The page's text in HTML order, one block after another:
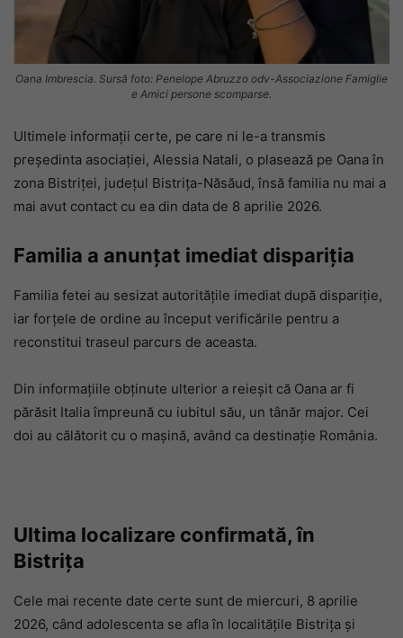
Oana Imbrescia. Sursă foto: Penelope Abruzzo odv-Associazione Famiglie
e Amici persone scomparse.
Ultimele informații certe, pe care ni le-a transmis
președinta asociației, Alessia Natali, o plasează pe Oana în
zona Bistriței, județul Bistrița-Năsăud, însă familia nu mai a
mai avut contact cu ea din data de 8 aprilie 2026.
Familia a anunțat imediat dispariția
Familia fetei au sesizat autoritățile imediat după dispariție,
iar forțele de ordine au început verificările pentru a
reconstitui traseul parcurs de aceasta.
Din informațiile obținute ulterior a reieșit că Oana ar fi
părăsit Italia împreună cu iubitul său, un tânăr major. Cei
doi au călătorit cu o mașină, având ca destinație România.
Ultima localizare confirmată, în
Bistrița
Cele mai recente date certe sunt de miercuri, 8 aprilie
2026, când adolescenta se afla în localitățile Bistrița și